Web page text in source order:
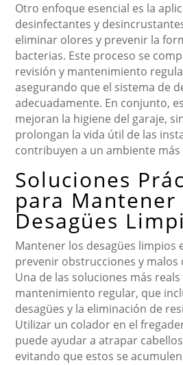
Otro enfoque esencial es la
desinfectantes y
eliminar olores y prevenir la
bacterias. Este proceso se
revisión y mantenimiento
asegurando que el sistema de
adecuadamente. En conjunto,
mejoran la higiene del garaje,
prolongan la vida útil de las
contribuyen a un ambiente más
Soluciones
para Mantener
Desagües
Mantener los desagües limpios
prevenir obstrucciones y malos
Una de las soluciones más
mantenimiento regular, que
desagües y la eliminación de
Utilizar un colador en el
puede ayudar a atrapar
evitando que estos se